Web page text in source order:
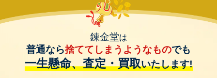
錬金堂は
普通なら捨ててしまうようなものでも
一生懸命、査定・買取いたします!